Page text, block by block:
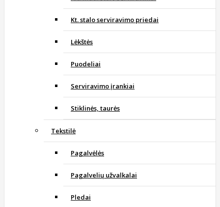
Kt. stalo serviravimo priedai
Lėkštės
Puodeliai
Serviravimo įrankiai
Stiklinės, taurės
Tekstilė
Pagalvėlės
Pagalvelių užvalkalai
Pledai